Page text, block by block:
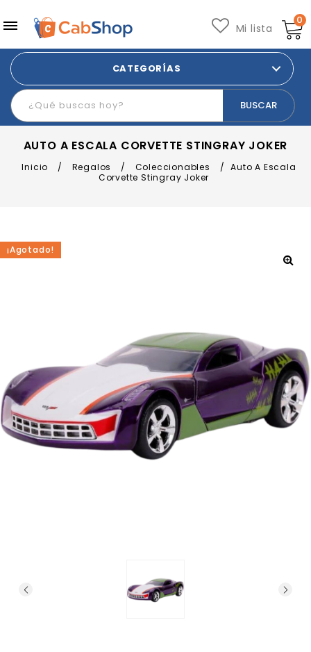
0
Mi lista
CATEGORÍAS
AUTO A ESCALA CORVETTE STINGRAY JOKER
Inicio / Regalos / Coleccionables /
Auto A Escala
Corvette Stingray Joker
¡Agotado!